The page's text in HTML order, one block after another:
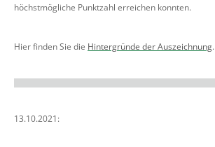
höchstmögliche Punktzahl erreichen konnten.
Hier finden Sie die Hintergründe der Auszeichnung.
13.10.2021: